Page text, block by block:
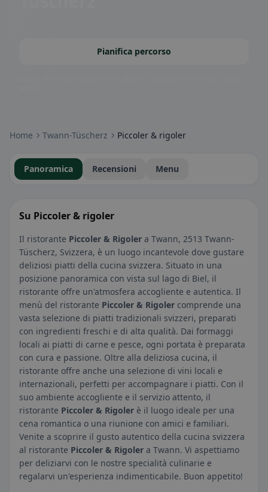
Pianifica percorso
Home Twann-Tüscherz Piccoler & rigoler
Panoramica Recensioni Menu
Su Piccoler & rigoler
Il ristorante Piccoler & Rigoler a Twann, 2513 Twann-
Tüscherz, Svizzera, è un luogo incantevole dove gustare
deliziosi piatti della cucina svizzera. Situato in una
posizione panoramica con vista sul lago di Biel, il
ristorante offre un'atmosfera accogliente e autentica. Il
menù del ristorante Piccoler & Rigoler comprende una
vasta selezione di piatti tradizionali svizzeri, preparati
con ingredienti freschi e di alta qualità. Dai formaggi
locali ai piatti di carne e pesce, ogni portata è preparata
con cura e passione. Oltre alla deliziosa cucina, il
ristorante offre anche una selezione di vini locali e
internazionali, perfetti per accompagnare i piatti. Con il
suo ambiente accogliente e il servizio attento, il
ristorante Piccoler & Rigoler è il luogo ideale per una
cena romantica o una riunione con amici e familiari.
Venite a scoprire il gusto autentico della cucina svizzera
al ristorante Piccoler & Rigoler a Twann. Vi aspettiamo
per deliziarvi con le nostre specialità culinarie e
regalarvi un'esperienza indimenticabile. Buon appetito!